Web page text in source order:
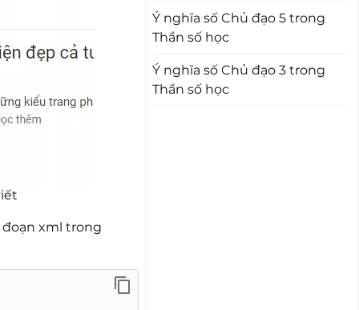
xml trong
Ý nghĩa số Chủ đạo 5 trong
Thần số học
Ý nghĩa số Chủ đạo 3 trong
Thần số học